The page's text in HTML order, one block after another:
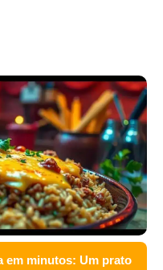
em minutos: Um prato